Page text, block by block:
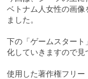
ベトナム人女性の画像
ました。
下の「ゲームスター
化していきますので見
使用した著作権フリー